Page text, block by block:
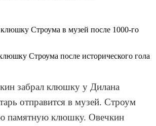
Строума в музей после 1000-го
забрал клюшку у Дилана
отправится в музей. Строум
памятную клюшку. Овечкин